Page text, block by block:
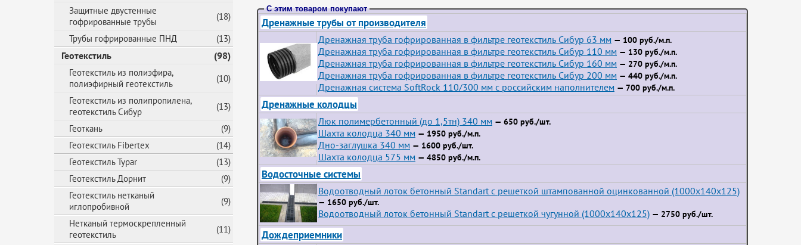
Защитные двустенные
гофрированные трубы
(18)
Трубы гофрированные ПНД
(13)
Геотекстиль (98)
Геотекстиль из полиэфира,
полиэфирный геотекстиль
(10)
Геотекстиль из полипропилена,
геотекстиль Сибур
(13)
Геоткань
(9)
Геотекстиль Fibertex
(14)
Геотекстиль Typar
(13)
Геотекстиль Дорнит
(9)
Геотекстиль нетканый
иглопробивной
(9)
Нетканый термоскрепленный
геотекстиль
(11)
С этим товаром покупают
Дренажные трубы от производителя
Дренажная труба гофрированная в фильтре геотекстиль Сибур 63 мм — 100 руб./м.п.
Дренажная труба гофрированная в фильтре геотекстиль Сибур 110 мм — 130 руб./м.п.
Дренажная труба гофрированная в фильтре геотекстиль Сибур 160 мм — 270 руб./м.п.
Дренажная труба гофрированная в фильтре геотекстиль Сибур 200 мм — 440 руб./м.п.
Дренажная система SoftRock 110/300 мм с российским наполнителем — 700 руб./м.п.
Дренажные колодцы
Люк полимербетонный (до 1,5тн) 340 мм — 650 руб./шт.
Шахта колодца 340 мм — 1950 руб./м.п.
Дно-заглушка 340 мм — 1600 руб./шт.
Шахта колодца 575 мм — 4850 руб./м.п.
Водосточные системы
Водоотводный лоток бетонный Standart с решеткой штампованной оцинкованной (1000x140x125)
— 1650 руб./шт.
Водоотводный лоток бетонный Standart с решеткой чугунной (1000x140x125) — 2750 руб./шт.
Дождеприемники